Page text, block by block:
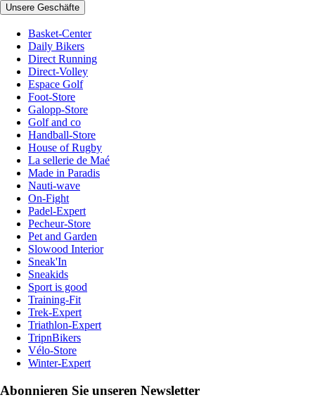
Unsere Geschäfte
Basket-Center
Daily Bikers
Direct Running
Direct-Volley
Espace Golf
Foot-Store
Galopp-Store
Golf and co
Handball-Store
House of Rugby
La sellerie de Maé
Made in Paradis
Nauti-wave
On-Fight
Padel-Expert
Pecheur-Store
Pet and Garden
Slowood Interior
Sneak'In
Sneakids
Sport is good
Training-Fit
Trek-Expert
Triathlon-Expert
TripnBikers
Vélo-Store
Winter-Expert
Abonnieren Sie unseren Newsletter